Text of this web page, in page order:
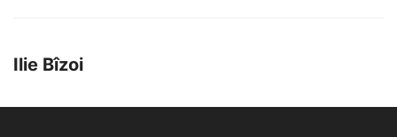
Ilie Bîzoi